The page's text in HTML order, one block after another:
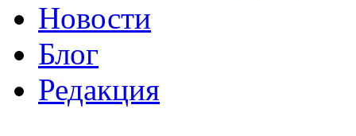
Новости
Блог
Редакция